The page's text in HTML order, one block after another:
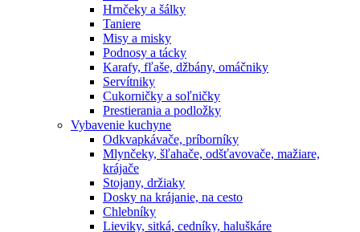
Hrnčeky a šálky
Taniere
Misy a misky
Podnosy a tácky
Karafy, fľaše, džbány, omáčniky
Servítniky
Cukorničky a soľničky
Prestierania a podložky
Vybavenie kuchyne
Odkvapkávače, príborníky
Mlynčeky, šľahače, odšťavovače, mažiare,
krájače
Stojany, držiaky
Dosky na krájanie, na cesto
Chlebníky
Lieviky, sitká, cedníky, haluškáre